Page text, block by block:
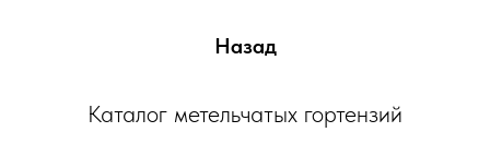
Назад
Каталог метельчатых гортензий